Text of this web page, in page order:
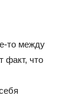
то между
факт, что